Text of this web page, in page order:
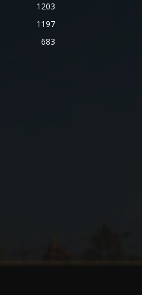
1203
1197
683